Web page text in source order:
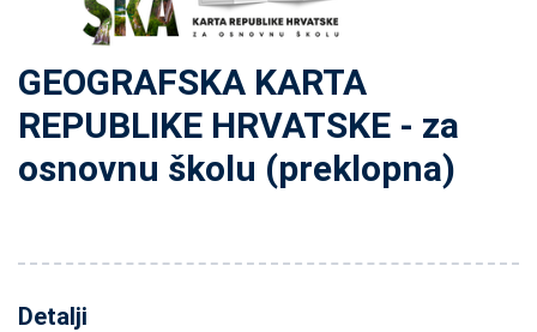
GEOGRAFSKA KARTA
REPUBLIKE HRVATSKE - za
osnovnu školu (preklopna)
Detalji